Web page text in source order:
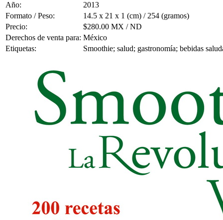
Año:
2013
Formato / Peso:
14.5 x 21 x 1 (cm) / 254 (gramos)
Precio:
$280.00 MX / ND
Derechos de venta para: México
Etiquetas:
Smoothie; salud; gastronomía; bebidas